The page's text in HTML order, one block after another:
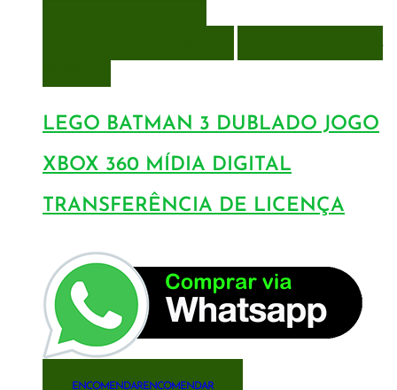
LEGO BATMAN 3 DUBLADO JOGO
XBOX 360 MÍDIA DIGITAL
TRANSFERÊNCIA DE LICENÇA
ENCOMENDARENCOMENDAR